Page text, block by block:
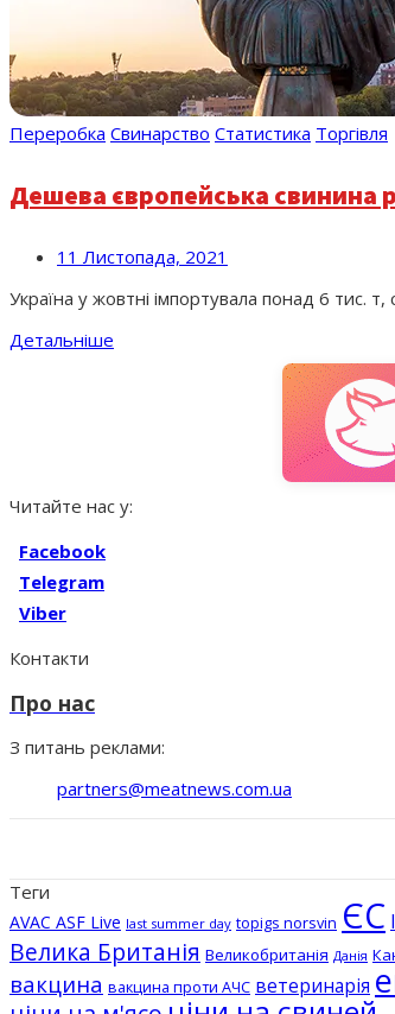
Переробка Свинарство Статистика Торгівля
Дешева європейська свинина
11 Листопада, 2021
Україна у жовтні імпортувала понад 6 тис.
Детальніше
Читайте нас у:
Facebook
Telegram
Viber
Контакти
Про нас
З питань реклами:
partners@meatnews.com.ua
Теги
AVAC ASF Live last summer day topigs norsvin ЄС
Велика Британія Великобританія Данія
вакцина вакцина проти АЧС ветеринарія